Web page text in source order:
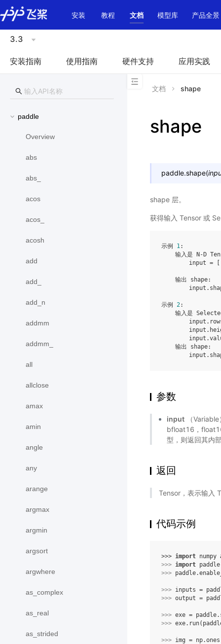
\u200E
安装
教程 文档 模型库 产品全景
3.3
安装指南 使用指南 硬件支持 应用实践
paddle
Overview
abs
abs_
acos
acos_
acosh
add
add_
add_n
addmm
addmm_
all
allclose
amax
amin
angle
any
arange
argmax
argmin
argsort
argwhere
as_complex
as_real
as_strided
文档 shape
shape
paddle.shape(
shape 层。
获得输入 Tensor 或
示例 1:
输入是 N-D
input =
    输出 shape:
示例 2:
输入是
    输出 shape:
参数
input （
bfloat16，
型，则返回其内
返回
Tensor，表示输入
代码示例
>>> import numpy
>>> import paddle
>>> paddle.
>>> inputs =
>>> output =
>>> exe = paddle.
>>> exe. run(
>>> img = np.ones